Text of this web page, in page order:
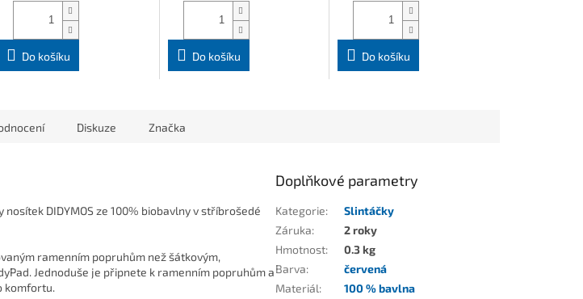
Do košíku Do košíku Do košíku
Diskuze Značka
DIDYMOS ze 100% biobavlny v stříbrošedé
ramenním popruhům než šátkovým,
Jednoduše je připnete k ramenním popruhům a
komfortu.
Doplňkové parametry
Kategorie:
Slintáčky
Záruka:
2 roky
Hmotnost:
0.3 kg
Barva:
červená
Materiál:
100 % bavlna